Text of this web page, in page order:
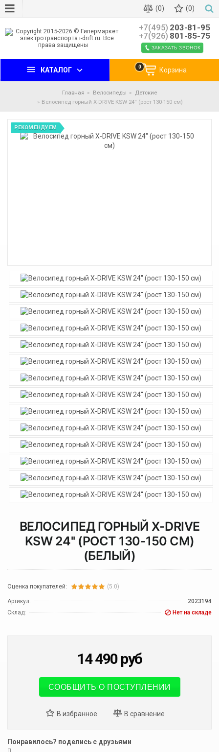
(0) (0)
+7(495) 203-81-95
+7(926) 801-85-75
ЗАКАЗАТЬ ЗВОНОК
КАТАЛОГ Корзина
0
Главная Велосипеды
Детские
Велосипед горный X-DRIVE KSW 24'' (рост 130-150 см)
РЕКОМЕНДУЕМ
ВЕЛОСИПЕД ГОРНЫЙ X-DRIVE
KSW 24'' (РОСТ 130-150 СМ)
(БЕЛЫЙ)
Оценка покупателей: (5.0)
Артикул:
2023194
Склад:
Нет на складе
14 490 руб
СООБЩИТЬ О ПОСТУПЛЕНИИ
Понравилось? поделись с друзьями